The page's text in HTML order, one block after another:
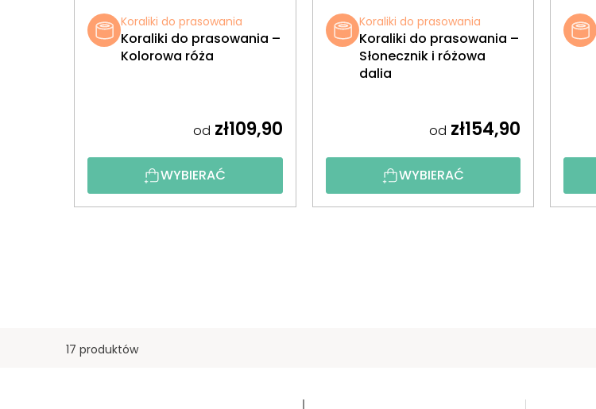
Koraliki do prasowania
Koraliki do prasowania –
Kolorowa róża
od zł109,90
WYBIERAĆ
Koraliki do prasowania
Koraliki do prasowania –
Słonecznik i różowa
dalia
od zł154,90
WYBIERAĆ
17 produktów